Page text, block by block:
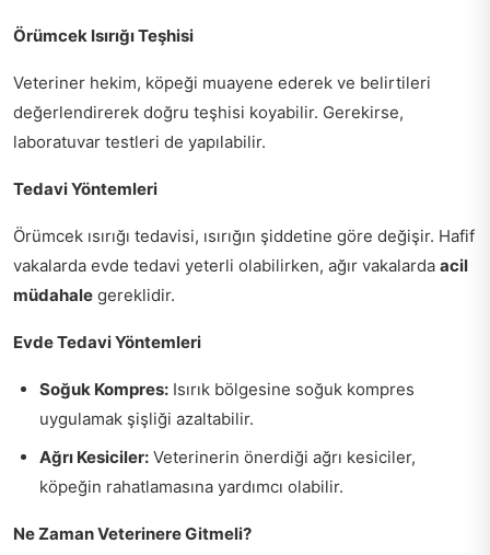
Örümcek Isırığı Teşhisi
Veteriner hekim, köpeği muayene ederek ve belirtileri
değerlendirerek doğru teşhisi koyabilir. Gerekirse,
laboratuvar testleri de yapılabilir.
Tedavi Yöntemleri
Örümcek ısırığı tedavisi, ısırığın şiddetine göre değişir. Hafif
vakalarda evde tedavi yeterli olabilirken, ağır vakalarda acil
müdahale gereklidir.
Evde Tedavi Yöntemleri
Soğuk Kompres: Isırık bölgesine soğuk kompres
uygulamak şişliği azaltabilir.
Ağrı Kesiciler: Veterinerin önerdiği ağrı kesiciler,
köpeğin rahatlamasına yardımcı olabilir.
Ne Zaman Veterinere Gitmeli?